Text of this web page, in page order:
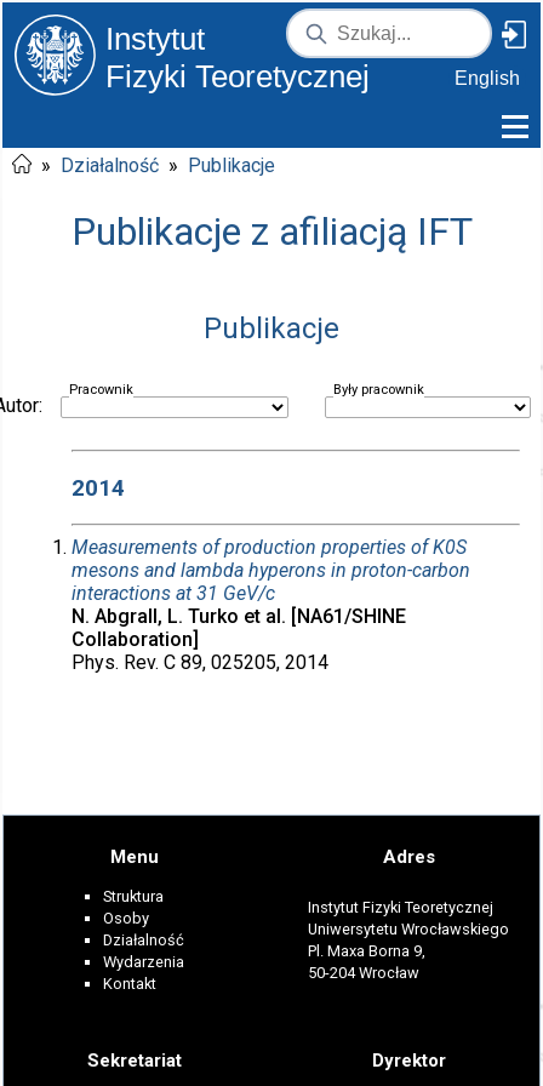
Instytut
Fizyki Teoretycznej
English
» Działalność » Publikacje
Publikacje z afiliacją IFT
Publikacje
Pracownik Były pracownik
2014
Measurements of production properties of K0S
mesons and lambda hyperons in proton-carbon
interactions at 31 GeV/c
N. Abgrall, L. Turko et al. [NA61/SHINE
Collaboration]
Phys. Rev. C 89, 025205, 2014
Menu
Struktura
Osoby
Działalność
Wydarzenia
Kontakt
Adres
Instytut Fizyki Teoretycznej
Uniwersytetu Wrocławskiego
Pl. Maxa Borna 9,
50-204 Wrocław
Sekretariat Dyrektor